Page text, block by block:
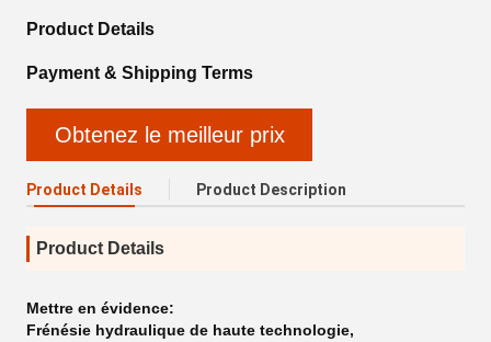
Product Details
Payment & Shipping Terms
Obtenez le meilleur prix
Product Details Product Description
Product Details
Mettre en évidence:
Frénésie hydraulique de haute technologie,